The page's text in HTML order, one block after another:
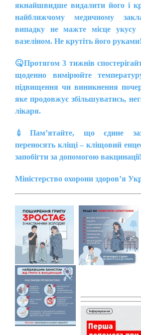
якнайшвидше видалити його і
найближчому медичному
випадку не мажте місце укусу
вазеліном. Не крутіть його руками!
🤒Протягом 3 тижнів
щоденно вимірюйте
підвищення чи виникнення
яке продовжує збільшуватись,
лікаря.
💉Пам’ятайте, що єдине
переносять кліщі – кліщовий
запобігти за допомогою вакцинації!
Міністерство охорони здоров’я